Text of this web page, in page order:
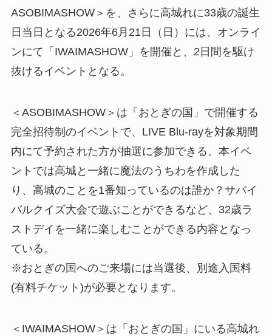
ASOBIMASHOW＞を、さらに高城れに33歳の誕生
日当日となる2026年6月21日（日）には、オンライ
ンにて「IWAIMASHOW」を開催と、2日間を駆け
抜けるイベントとなる。
＜ASOBIMASHOW＞は「おとぎの国」で開催する
完全招待制のイベントで、LIVE Blu-rayを対象期間
内にて予約された方が抽選に参加できる。本イベ
ントでは高城と一緒に魔法のうちわを作成した
り、高城のことを1番知っているのは誰か？サバイ
バルクイズ大会で遊ぶことができるなど、32歳ラ
ストデイを一緒に楽しむことができる内容となっ
ている。
※おとぎの国へのご来場には当選後、別途入国料
(有料チケット)が必要となります。
＜IWAIMASHOW＞は「おとぎの国」にいる高城れ